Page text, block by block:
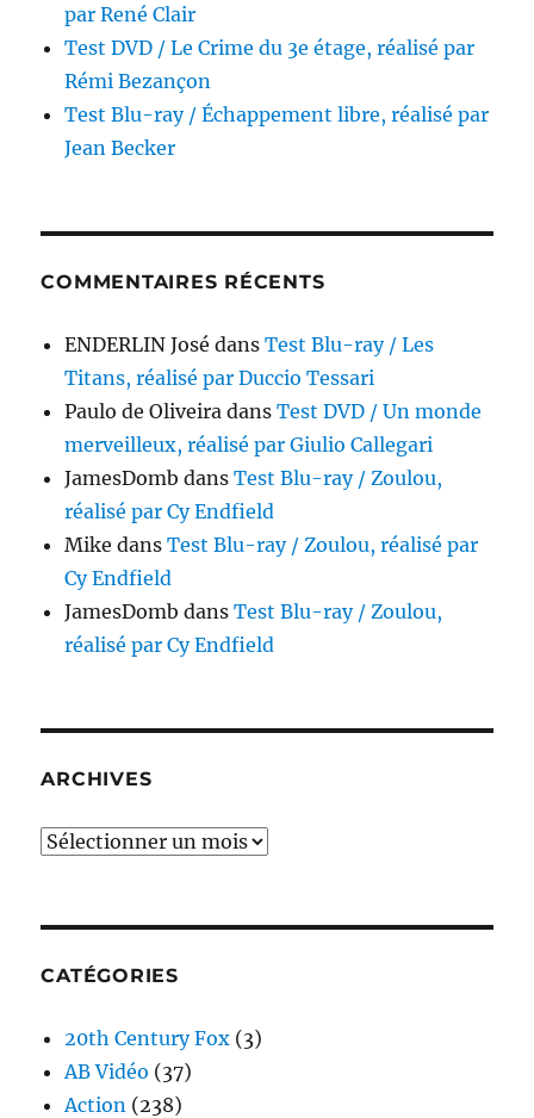
par René Clair
Test DVD / Le Crime du 3e étage, réalisé par
Rémi Bezançon
Test Blu-ray / Échappement libre, réalisé par
Jean Becker
COMMENTAIRES RÉCENTS
ENDERLIN José dansTest Blu-ray / Les
Titans, réalisé par Duccio Tessari
Paulo de Oliveira dansTest DVD / Un monde
merveilleux, réalisé par Giulio Callegari
JamesDomb dansTest Blu-ray / Zoulou,
réalisé par Cy Endfield
Mike dansTest Blu-ray / Zoulou, réalisé par
Cy Endfield
JamesDomb dansTest Blu-ray / Zoulou,
réalisé par Cy Endfield
ARCHIVES
Archives
CATÉGORIES
20th Century Fox (3)
AB Vidéo (37)
Action (238)